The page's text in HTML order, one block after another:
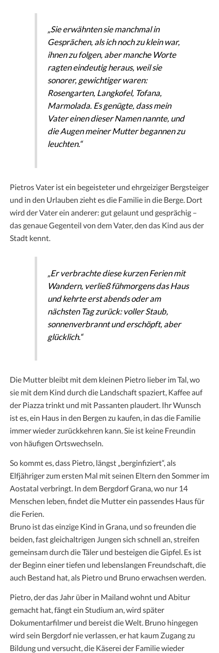
„Sie erwähnten sie manchmal in
Gesprächen, als ich noch zu klein war,
ihnen zu folgen, aber manche Worte
ragten eindeutig heraus, weil sie
sonorer, gewichtiger waren:
Rosengarten, Langkofel, Tofana,
Marmolada. Es genügte, dass mein
Vater einen dieser Namen nannte, und
die Augen meiner Mutter begannen zu
leuchten.“
Pietros Vater ist ein begeisteter und ehrgeiziger Bergsteiger
und in den Urlauben zieht es die Familie in die Berge. Dort
wird der Vater ein anderer: gut gelaunt und gesprächig –
das genaue Gegenteil von dem Vater, den das Kind aus der
Stadt kennt.
„Er verbrachte diese kurzen Ferien mit
Wandern, verließ fühmorgens das Haus
und kehrte erst abends oder am
nächsten Tag zurück: voller Staub,
sonnenverbrannt und erschöpft, aber
glücklich.“
Die Mutter bleibt mit dem kleinen Pietro lieber im Tal, wo
sie mit dem Kind durch die Landschaft spaziert, Kaffee auf
der Piazza trinkt und mit Passanten plaudert. Ihr Wunsch
ist es, ein Haus in den Bergen zu kaufen, in das die Familie
immer wieder zurückkehren kann. Sie ist keine Freundin
von häufigen Ortswechseln.
So kommt es, dass Pietro, längst „berginfiziert“, als
Elfjähriger zum ersten Mal mit seinen Eltern den Sommer im
Aostatal verbringt. In dem Bergdorf Grana, wo nur 14
Menschen leben, findet die Mutter ein passendes Haus für
die Ferien.
Bruno ist das einzige Kind in Grana, und so freunden die
beiden, fast gleichaltrigen Jungen sich schnell an, streifen
gemeinsam durch die Täler und besteigen die Gipfel. Es ist
der Beginn einer tiefen und lebenslangen Freundschaft, die
auch Bestand hat, als Pietro und Bruno erwachsen werden.
Pietro, der das Jahr über in Mailand wohnt und Abitur
gemacht hat, fängt ein Studium an, wird später
Dokumentarfilmer und bereist die Welt. Bruno hingegen
wird sein Bergdorf nie verlassen, er hat kaum Zugang zu
Bildung und versucht, die Käserei der Familie wieder